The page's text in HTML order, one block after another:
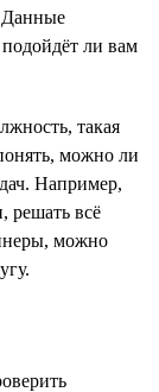
Данные
ли вам
такая
можно ли
Например,
решать всё
можно